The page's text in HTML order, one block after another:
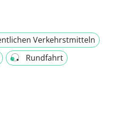
Verkehrstmitteln
Rundfahrt